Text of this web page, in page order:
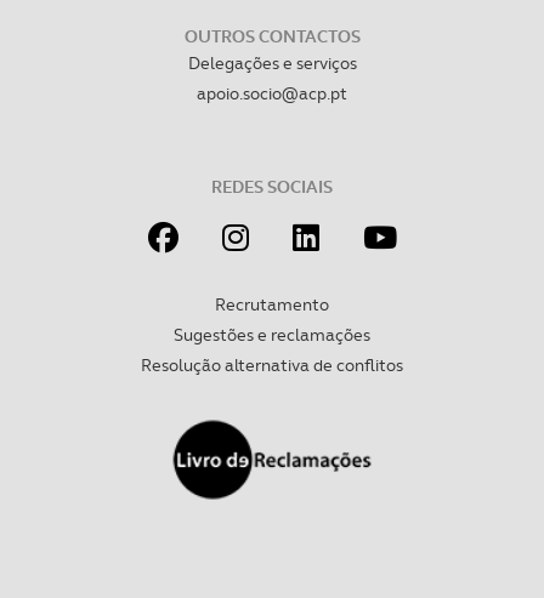
OUTROS CONTACTOS
Delegações e serviços
apoio.socio@acp.pt
REDES SOCIAIS
Recrutamento
Sugestões e reclamações
Resolução alternativa de conflitos